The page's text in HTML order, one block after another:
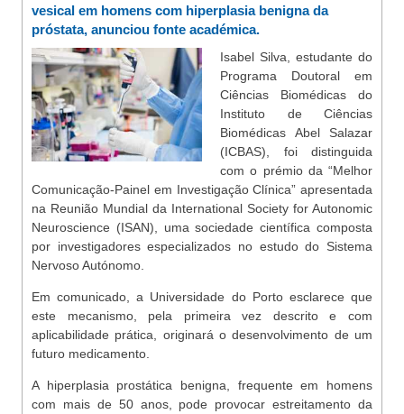
vesical em homens com hiperplasia benigna da
próstata, anunciou fonte académica.
Isabel Silva, estudante do
Programa Doutoral em
Ciências Biomédicas do
Instituto de Ciências
Biomédicas Abel Salazar
(ICBAS), foi distinguida
com o prémio da “Melhor
Comunicação-Painel em Investigação Clínica” apresentada
na Reunião Mundial da International Society for Autonomic
Neuroscience (ISAN), uma sociedade científica composta
por investigadores especializados no estudo do Sistema
Nervoso Autónomo.
Em comunicado, a Universidade do Porto esclarece que
este mecanismo, pela primeira vez descrito e com
aplicabilidade prática, originará o desenvolvimento de um
futuro medicamento.
A hiperplasia prostática benigna, frequente em homens
com mais de 50 anos, pode provocar estreitamento da